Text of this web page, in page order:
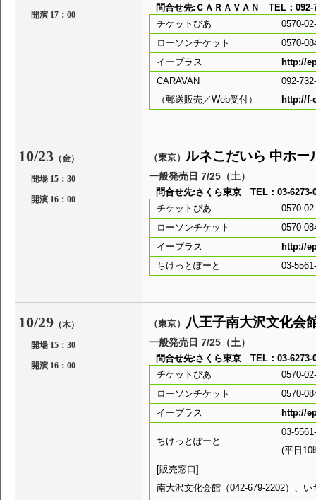
開演 17：00
問合せ先:ＣＡＲＡＶＡＮ TEL：092-
チケットぴあ
0570-
ローソンチケット
0570-
イープラス
http://
CARAVAN
（郵送販売／Web受付）
092-
http://f-
10/23 （金）
開場 15：30
開演 16：00
（東京） ルネこだいら 中ホー
一般発売日 7/25（土）
問合せ先:さくら東京 TEL：03-6273-
チケットぴあ
0570-
ローソンチケット
0570-
イープラス
http://
ちけっとぽーと
03-
10/29 （木）
開場 15：30
開演 16：00
（東京） 八王子南大沢文化
一般発売日 7/25（土）
問合せ先:さくら東京 TEL：03-6273-
チケットぴあ
0570-
ローソンチケット
0570-
イープラス
http://
ちけっとぽーと
03-
(平日10
[販売窓口]
南大沢文化会館（042-679-2202）、